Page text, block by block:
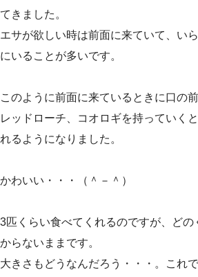
てきました。
エサが欲しい時は前面に来ていて、い
にいることが多いです。
このように前面に来ているときに口の
レッドローチ、コオロギを持っていく
れるようになりました。
かわいい・・・（＾－＾）
3匹くらい食べてくれるのですが、どの
からないままです。
大きさもどうなんだろう・・・。これ